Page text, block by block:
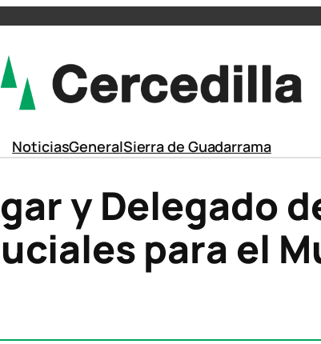
NoticiasGeneralSierra de Guadarrama
y Delegado
para el